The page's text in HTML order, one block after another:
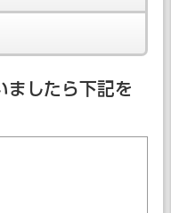
ましたら下記を